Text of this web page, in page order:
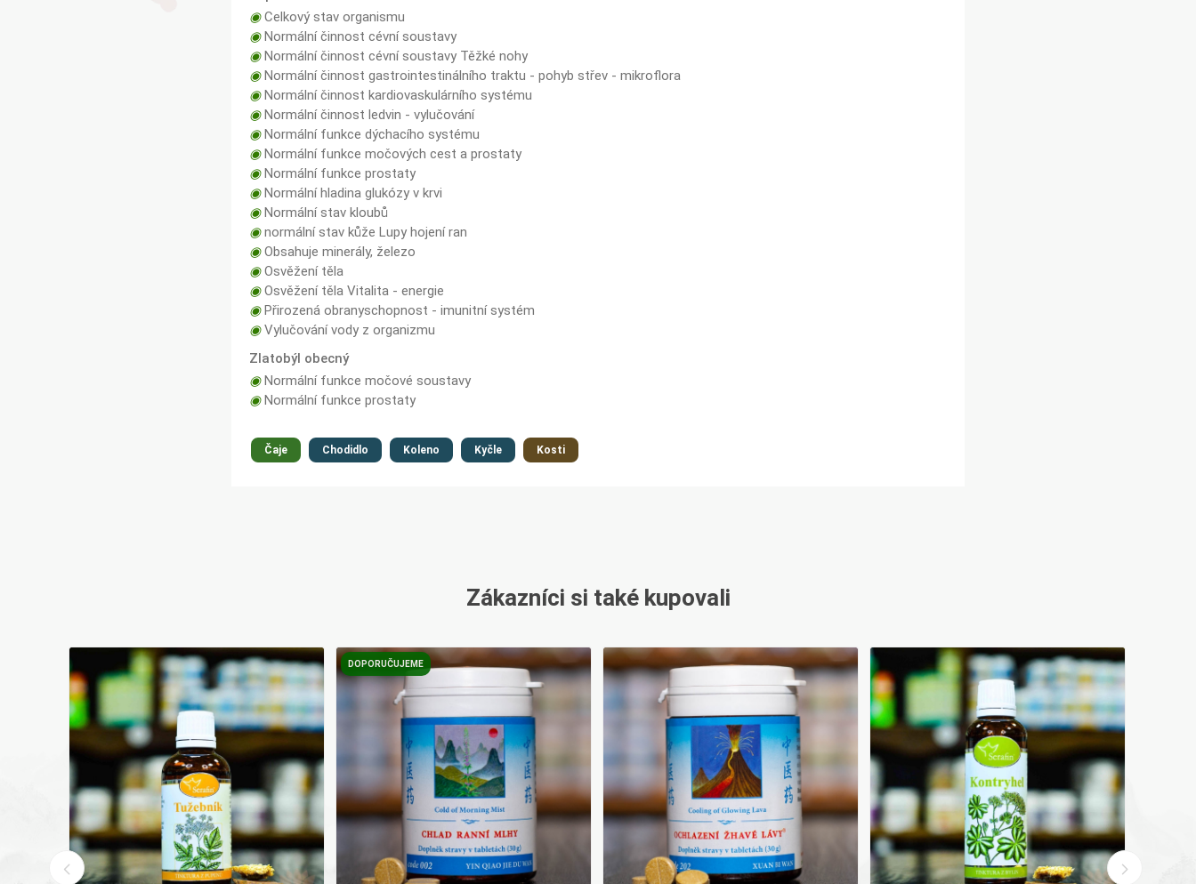
◉Celkový stav organismu
◉Normální činnost cévní soustavy
◉Normální činnost cévní soustavy Těžké nohy
◉Normální činnost gastrointestinálního traktu - pohyb střev - mikroflora
◉Normální činnost kardiovaskulárního systému
◉Normální činnost ledvin - vylučování
◉Normální funkce dýchacího systému
◉Normální funkce močových cest a prostaty
◉Normální funkce prostaty
◉Normální hladina glukózy v krvi
◉Normální stav kloubů
◉normální stav kůže Lupy hojení ran
◉Obsahuje minerály, železo
◉Osvěžení těla
◉Osvěžení těla Vitalita - energie
◉Přirozená obranyschopnost - imunitní systém
◉Vylučování vody z organizmu
Zlatobýl obecný
◉Normální funkce močové soustavy
◉Normální funkce prostaty
Čaje Chodidlo Koleno Kyčle Kosti
Zákazníci si také kupovali
DOPORUČUJEME